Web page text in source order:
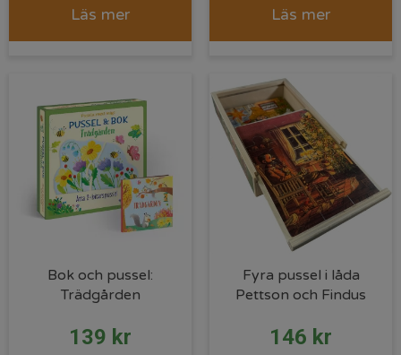
Läs mer Läs mer
Bok och pussel:
Trädgården
139 kr
Fyra pussel i låda
Pettson och Findus
146 kr